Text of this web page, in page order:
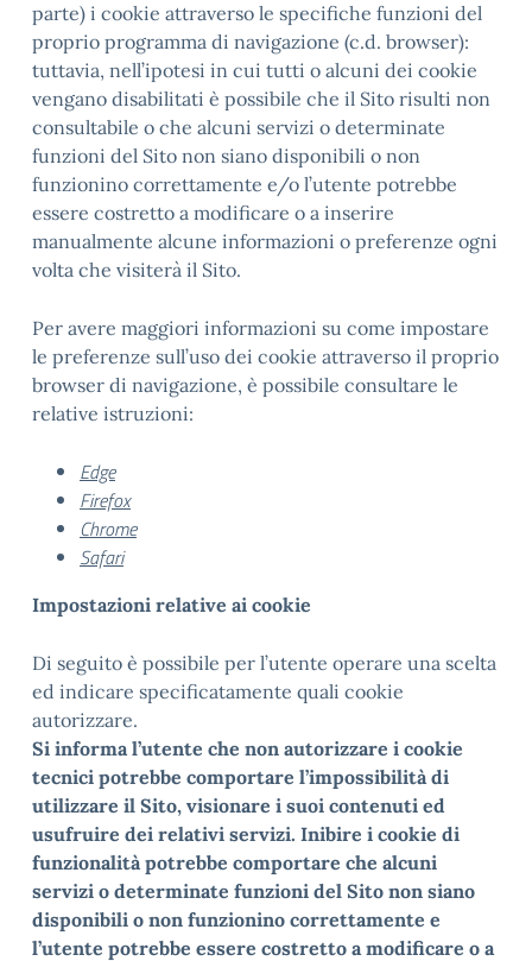
parte) i cookie attraverso le specifiche funzioni del
proprio programma di navigazione (c.d. browser):
tuttavia, nell’ipotesi in cui tutti o alcuni dei cookie
vengano disabilitati è possibile che il Sito risulti non
consultabile o che alcuni servizi o determinate
funzioni del Sito non siano disponibili o non
funzionino correttamente e/o l’utente potrebbe
essere costretto a modificare o a inserire
manualmente alcune informazioni o preferenze ogni
volta che visiterà il Sito.
Per avere maggiori informazioni su come impostare
le preferenze sull’uso dei cookie attraverso il proprio
browser di navigazione, è possibile consultare le
relative istruzioni:
Edge
Firefox
Chrome
Safari
Impostazioni relative ai cookie
Di seguito è possibile per l’utente operare una scelta
ed indicare specificatamente quali cookie
autorizzare.
Si informa l’utente che non autorizzare i cookie
tecnici potrebbe comportare l’impossibilità di
utilizzare il Sito, visionare i suoi contenuti ed
usufruire dei relativi servizi. Inibire i cookie di
funzionalità potrebbe comportare che alcuni
servizi o determinate funzioni del Sito non siano
disponibili o non funzionino correttamente e
l’utente potrebbe essere costretto a modificare o a